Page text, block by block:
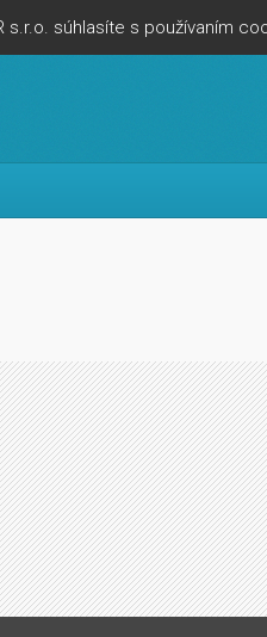
s.r.o. súhlasíte s používaním